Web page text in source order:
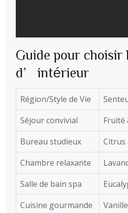
Guide pour choisir
d’intérieur
Région/Style de Vie
Séjour convivial
Fruité
Bureau studieux
Citrus
Chambre relaxante
Salle de bain spa
Cuisine gourmande